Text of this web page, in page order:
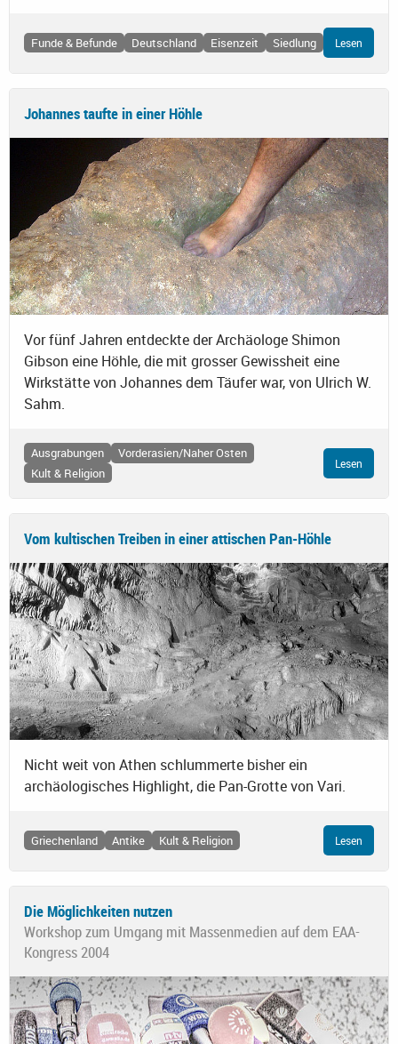
Funde & Befunde Deutschland Eisenzeit Siedlung Lesen
Johannes taufte in einer Höhle
Vor fünf Jahren entdeckte der Archäologe Shimon
Gibson eine Höhle, die mit grosser Gewissheit eine
Wirkstätte von Johannes dem Täufer war, von Ulrich W.
Sahm.
Ausgrabungen
Vorderasien/Naher Osten
Kult & Religion
Lesen
Vom kultischen Treiben in einer attischen Pan-Höhle
Nicht weit von Athen schlummerte bisher ein
archäologisches Highlight, die Pan-Grotte von Vari.
Griechenland Antike Kult & Religion Lesen
Die Möglichkeiten nutzen
Workshop zum Umgang mit Massenmedien auf dem EAA-
Kongress 2004